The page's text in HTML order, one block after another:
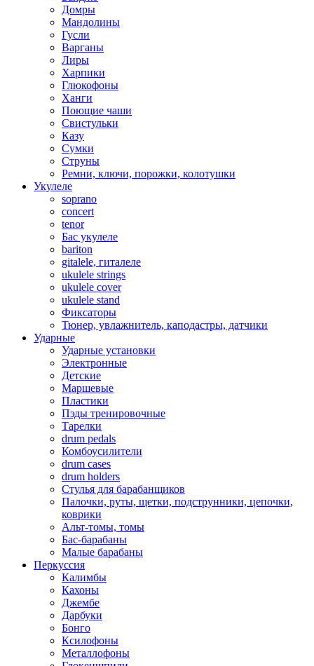
Домры
Мандолины
Гусли
Варганы
Лиры
Харпики
Глюкофоны
Ханги
Поющие чаши
Свистульки
Казу
Сумки
Струны
Ремни, ключи, порожки, колотушки
Укулеле
soprano
concert
tenor
Бас укулеле
bariton
gitalele, гиталеле
ukulele strings
ukulele cover
ukulele stand
Фиксаторы
Тюнер, увлажнитель, каподастры, датчики
Ударные
Ударные установки
Электронные
Детские
Маршевые
Пластики
Пэды тренировочные
Тарелки
drum pedals
Комбоусилители
drum cases
drum holders
Стулья для барабанщиков
Палочки, руты, щетки, подструнники, цепочки,
коврики
Альт-томы, томы
Бас-барабаны
Малые барабаны
Перкуссия
Калимбы
Кахоны
Джембе
Дарбуки
Бонго
Ксилофоны
Металлофоны